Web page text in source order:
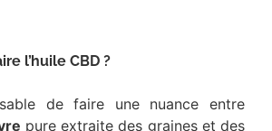
l’huile CBD ?
de faire une nuance entre
pure extraite des graines et des